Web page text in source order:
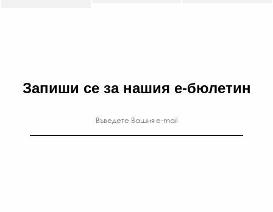
Запиши се за нашия е-бюлетин